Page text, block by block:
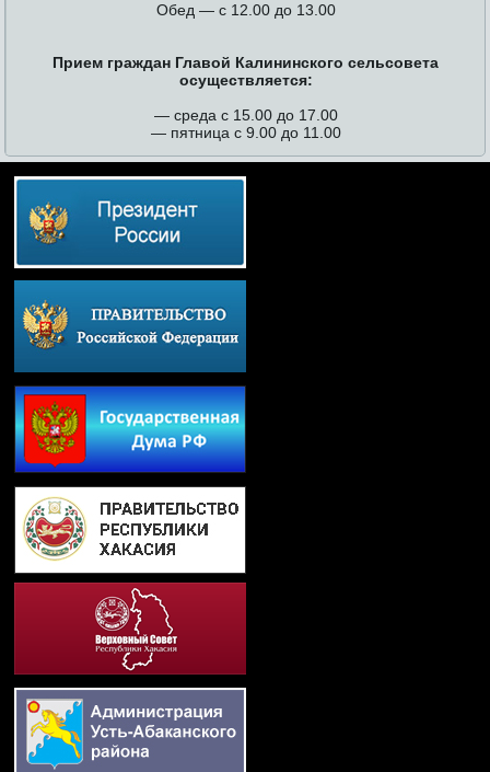
Обед — с 12.00 до 13.00
Прием граждан Главой Калининского сельсовета
осуществляется:
— среда с 15.00 до 17.00
— пятница с 9.00 до 11.00